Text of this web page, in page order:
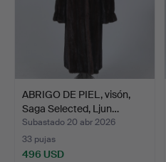
ABRIGO DE PIEL, visón,
Saga Selected, Ljun…
Subastado 20 abr 2026
33 pujas
496 USD